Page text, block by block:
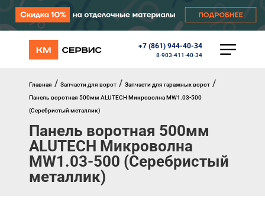
+7 (861) 944-40-34
8-903-411-40-34
КАТАЛОГ
Перегрузочное оборудование
Уличные калитки
Шлагбаумы
Противопожарные ворота
Противопожарные шторы
Внешняя солнцезащита
Комплектующие
Главная / Запчасти для ворот / Запчасти для гаражных ворот /
Панель воротная 500мм ALUTECH Микроволна MW1.03-500
(Серебристый металлик)
Панель воротная 500мм
ALUTECH Микроволна
MW1.03-500 (Серебристый
металлик)